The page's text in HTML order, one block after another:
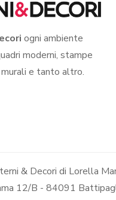
ogni ambiente
moderni, stampe
e tanto altro.
& Decori di Lorella
12/B - 84091